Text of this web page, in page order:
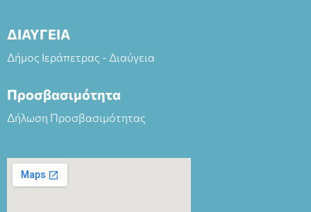
ΔΙΑΥΓΕΙΑ
Δήμος Ιεράπετρας - Διαύγεια
Προσβασιμότητα
Δήλωση Προσβασιμότητας